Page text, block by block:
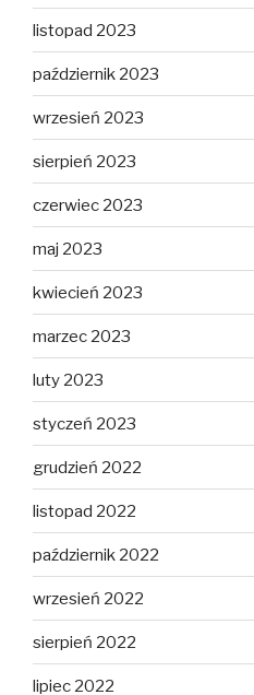
listopad 2023
październik 2023
wrzesień 2023
sierpień 2023
czerwiec 2023
maj 2023
kwiecień 2023
marzec 2023
luty 2023
styczeń 2023
grudzień 2022
listopad 2022
październik 2022
wrzesień 2022
sierpień 2022
lipiec 2022